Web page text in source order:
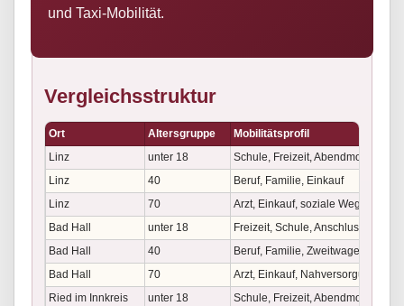
und Taxi-Mobilität.
Vergleichsstruktur
Ort Altersgruppe
Mobilitätsprofil
Linz
unter 18
Schule, Freizeit, Abendmobilität
Linz
40
Beruf, Familie, Einkauf
Linz
70
Arzt, Einkauf, soziale Wege
Bad Hall
unter 18
Freizeit, Schule, Anschlusswege
Bad Hall
40
Beruf, Familie, Zweitwagenfrage
Bad Hall
70
Arzt, Einkauf, Nahversorgung
Ried im Innkreis
unter 18
Schule, Freizeit, Abendmobilität